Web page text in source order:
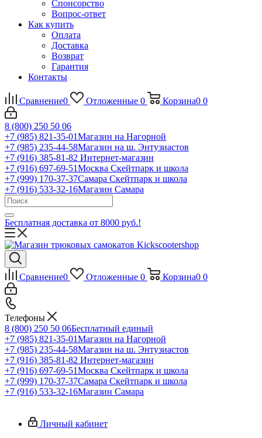
Спонсорство
Вопрос-ответ
Как купить
Оплата
Доставка
Возврат
Гарантия
Контакты
Сравнение0 Отложенные 0 Корзина0 0
8 (800) 250 50 06
+7 (985) 821-35-01Магазин на Нагорной
+7 (985) 235-44-58Магазин на ш. Энтузиастов
+7 (916) 385-81-82 Интернет-магазин
+7 (916) 697-69-51Москва Скейтпарк и школа
+7 (999) 170-37-37Самара Скейтпарк и школа
+7 (916) 533-32-16Магазин Самара
Бесплатная доставка от 8000 руб.!
Сравнение0 Отложенные 0 Корзина0 0
Телефоны
8 (800) 250 50 06Бесплатный единый
+7 (985) 821-35-01Магазин на Нагорной
+7 (985) 235-44-58Магазин на ш. Энтузиастов
+7 (916) 385-81-82 Интернет-магазин
+7 (916) 697-69-51Москва Скейтпарк и школа
+7 (999) 170-37-37Самара Скейтпарк и школа
+7 (916) 533-32-16Магазин Самара
Личный кабинет